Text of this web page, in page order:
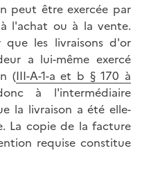
peut être exercée par
l'achat ou à la vente.
les livraisons d'or
a lui-même exercé
(III-A-1-a et b § 170 à
à l'intermédiaire
la livraison a été elle-
La copie de la facture
requise constitue